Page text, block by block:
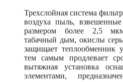
Трехслойная система
воздуха пыль,
размером более 2,5
табачный дым, окислы
защищает теплообменник
тем самым продлевает
вытяжная установка
элементами,